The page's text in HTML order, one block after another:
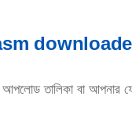
আপলোড তালিকা বা আপনার